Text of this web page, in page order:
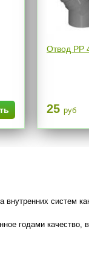
Отвод РР
25 руб
внутренних систем
годами